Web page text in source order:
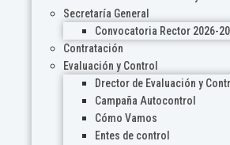
Secretaría General
Convocatoria Rector 2026-
Contratación
Evaluación y Control
Drector de Evaluación y
Campaña Autocontrol
Cómo Vamos
Entes de control